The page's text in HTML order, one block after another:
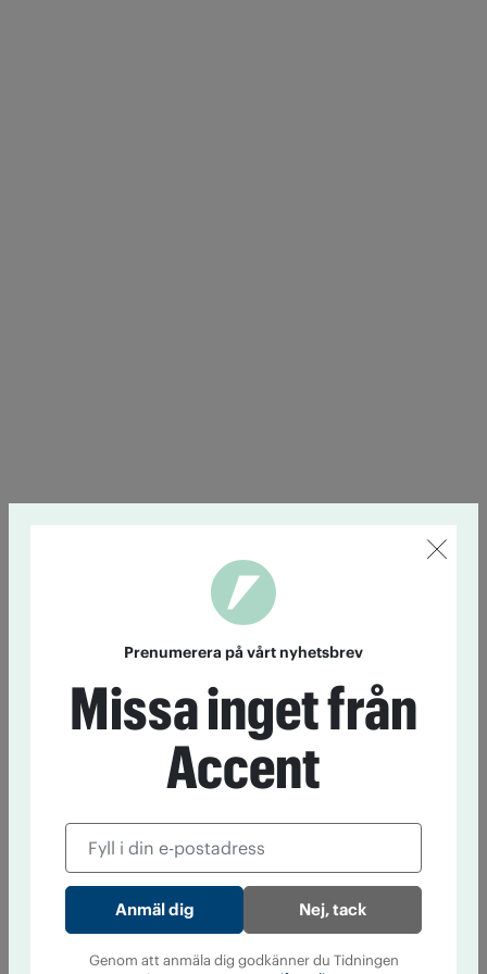
Prenumerera på vårt nyhetsbrev
Missa inget från
Accent
Nej, tack
Genom att anmäla dig godkänner du Tidningen